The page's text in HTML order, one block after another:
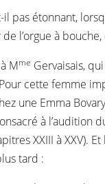
il pas étonnant,
de l’orgue à
Mme Gervaisais,
cette femme
une Emma
à l’audition
XXIII à XXV).
tard :